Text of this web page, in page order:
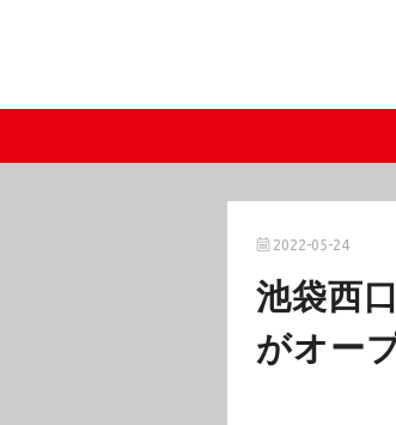
2022-05-24
池袋西
がオー